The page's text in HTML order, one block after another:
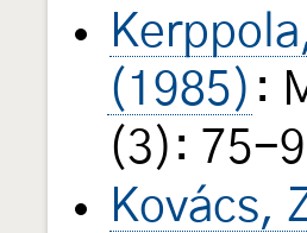
(1985) :
(3): 75-
Kovács,